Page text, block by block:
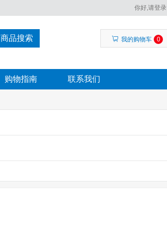
你好,请登录
商品搜索 我的购物车 0
购物指南 联系我们